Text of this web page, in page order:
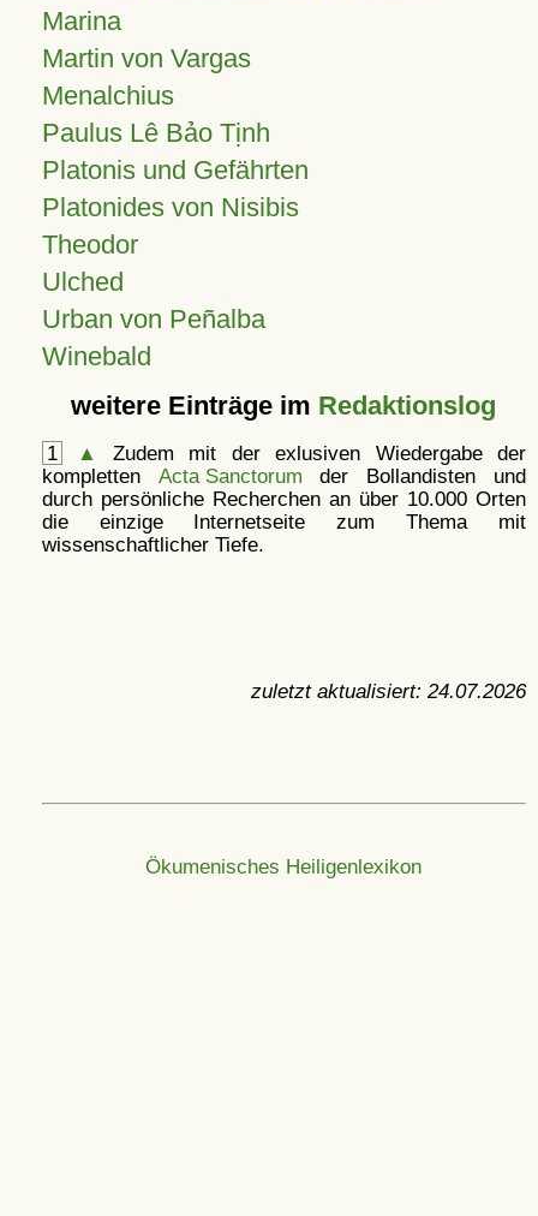
Marina
Martin von Vargas
Menalchius
Paulus Lê Bảo Tịnh
Platonis und Gefährten
Platonides von Nisibis
Theodor
Ulched
Urban von Peñalba
Winebald
weitere Einträge im Redaktionslog
1 ▲
Zudem mit der exlusiven Wiedergabe der
kompletten Acta Sanctorum der Bollandisten und
durch persönliche Recherchen an über 10.000 Orten
die einzige Internetseite zum Thema mit
wissenschaftlicher Tiefe.
zuletzt aktualisiert: 24.07.2026
Ökumenisches Heiligenlexikon